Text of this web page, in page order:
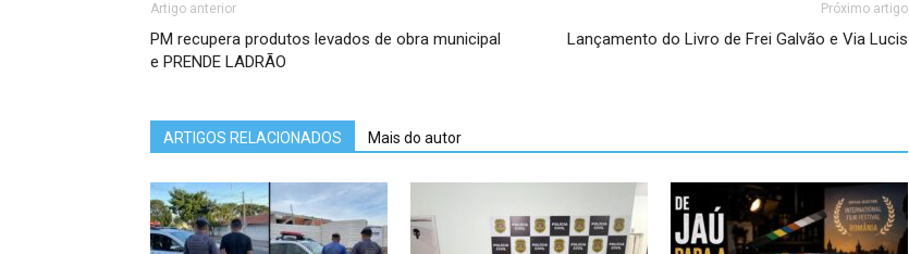
Artigo anterior
PM recupera produtos levados de obra municipal
e PRENDE LADRÃO
Próximo artigo
Lançamento do Livro de Frei Galvão e Via Lucis
ARTIGOS RELACIONADOS Mais do autor